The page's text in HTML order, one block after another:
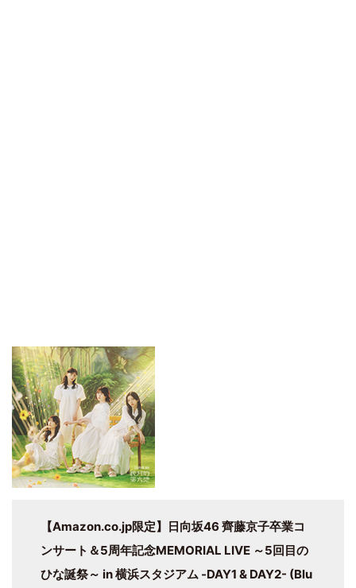
【Amazon.co.jp限定】日向坂46 齊藤京子卒業コ
ンサート＆5周年記念MEMORIAL LIVE ～5回目の
ひな誕祭～ in 横浜スタジアム -DAY1 & DAY2- (Blu